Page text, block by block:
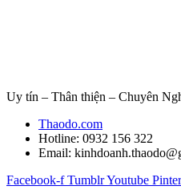
Uy tín – Thân thiện – Chuyên
Thaodo.com
Hotline: 0932 156 322
Email:
Facebook-f TumblrYoutube